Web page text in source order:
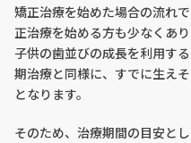
矯正治療を始めた場合の流れ
正治療を始める方も少なくあ
子供の歯並びの成長を利用す
期治療と同様に、すでに生え
となります。
そのため、治療期間の目安と